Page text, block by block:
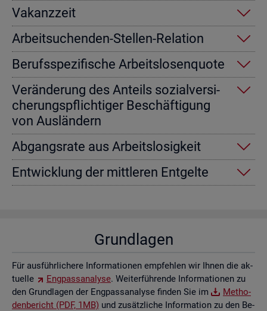
Va­kanz­zeit
Ar­beit­su­chen­den-Stel­len-Re­la­ti­on
Be­rufs­spe­zi­fi­sche Ar­beits­lo­sen­quo­te
Ver­än­de­rung des An­teils so­zi­al­ver­si­
che­rungs­pflich­ti­ger Be­schäf­ti­gung
von Aus­län­dern
Ab­gangs­ra­te aus Ar­beits­lo­sig­keit
Ent­wick­lung der mitt­le­ren Ent­gel­te
Grund­la­gen
Für aus­führ­li­che­re In­for­ma­tio­nen emp­feh­len wir Ihnen die ak­
tu­el­le
Eng­pass­ana­ly­se. Wei­ter­füh­ren­de In­for­ma­tio­nen zu
den Grund­la­gen der Eng­pass­ana­ly­se fin­den Sie im
Me­tho­
den­be­richt (PDF, 1MB) und zu­sätz­li­che In­for­ma­ti­on zu den Be­